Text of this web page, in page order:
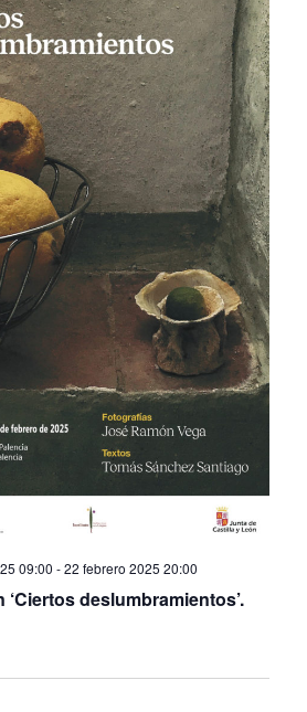
09:00 -22 febrero 2025 20:00
deslumbramientos’.